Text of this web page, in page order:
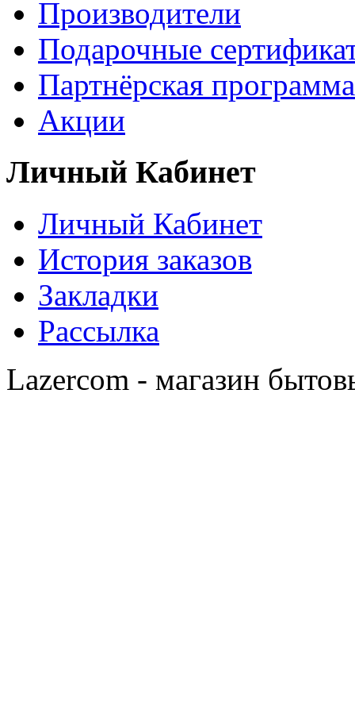
Производители
Подарочные
Партнёрская программа
Акции
Личный Кабинет
Личный Кабинет
История заказов
Закладки
Рассылка
Lazercom - магазин